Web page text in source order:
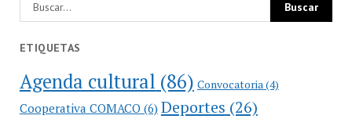
ETIQUETAS
Agenda cultural (86) Convocatoria (4)
Cooperativa COMACO(6) Deportes (26)